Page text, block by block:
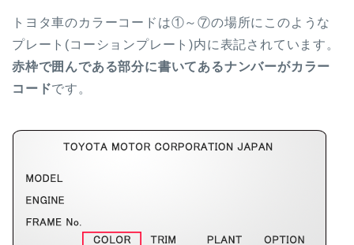
トヨタ車のカラーコードは①～⑦の場所にこのような
プレート(コーションプレート)内に表記されています。
赤枠で囲んである部分に書いてあるナンバーがカラー
コードです。